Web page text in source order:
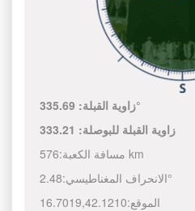
زاوية القبلة:335.69°
زاوية القبلة للبوصلة: 333.21
مسافة الكعبة: 576 km
الانحراف المغناطيسي:2.48°
الموقع:
16.7019,42.1210